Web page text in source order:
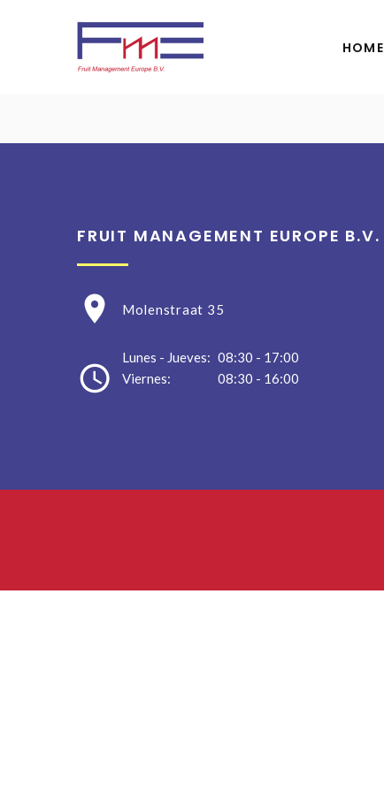
HOME
FRUIT MANAGEMENT EUROPE B.V.
Molenstraat 35
Lunes - Jueves:
Viernes:
08:30 - 17:00
08:30 - 16:00